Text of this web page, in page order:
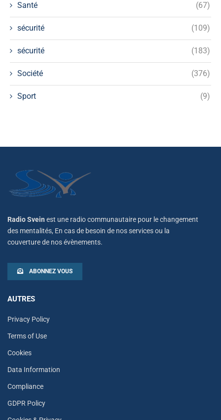
Santé (67)
sécurité (109)
sécurité (183)
Société (376)
Sport (9)
Radio Svein est une radio communautaire pour le changement
des mentalités, En cas de besoin de nos services ou la
couverture de nos évènements.
ABONNEZ VOUS
AUTRES
Privacy Policy
Terms of Use
Cookies
Data Information
Compliance
GDPR Policy